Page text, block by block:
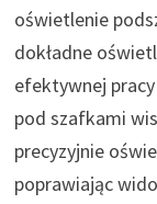
oświetlenie
dokładne
efektywnej
pod szafkami
precyzyjnie
poprawiając